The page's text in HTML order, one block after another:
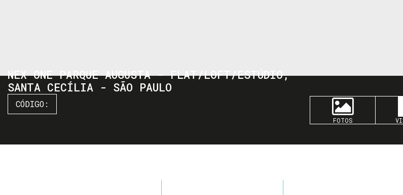
FOTOS
NEX ONE PARQUE AUGUSTA - FLAT/LOFT/ESTÚDIO,
SANTA CECÍLIA - SÃO PAULO